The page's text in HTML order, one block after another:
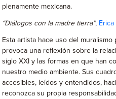
plenamente mexicana.
“Diálogos con la madre tierra”,
Esta artista hace uso del
provoca una reflexión sobre la
siglo XXI y las formas en que han
nuestro medio ambiente. Sus
accesibles, leídos y entendidos,
reconozca su propia